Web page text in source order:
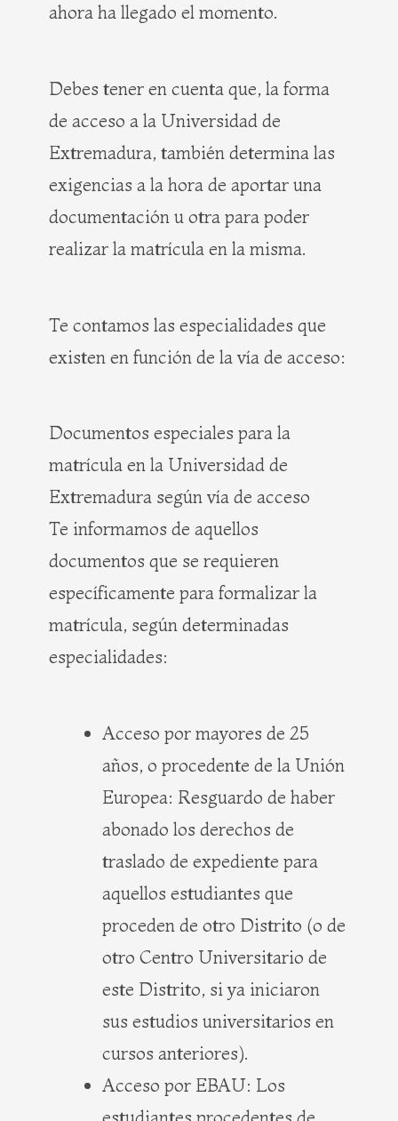
ahora ha llegado el momento.
Debes tener en cuenta que, la forma
de acceso a la Universidad de
Extremadura, también determina las
exigencias a la hora de aportar una
documentación u otra para poder
realizar la matrícula en la misma.
Te contamos las especialidades que
existen en función de la vía de acceso:
Documentos especiales para la
matrícula en la Universidad de
Extremadura según vía de acceso
Te informamos de aquellos
documentos que se requieren
específicamente para formalizar la
matrícula, según determinadas
especialidades:
Acceso por mayores de 25
años, o procedente de la Unión
Europea: Resguardo de haber
abonado los derechos de
traslado de expediente para
aquellos estudiantes que
proceden de otro Distrito (o de
otro Centro Universitario de
este Distrito, si ya iniciaron
sus estudios universitarios en
cursos anteriores).
Acceso por EBAU: Los